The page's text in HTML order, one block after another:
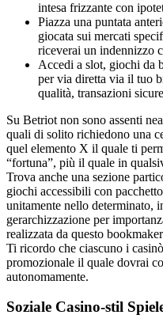
intesa frizzante con
Piazza una puntata
giocata sui mercati
riceverai un indennizzo
Accedi a slot, giochi da
per via diretta via il tuo
qualità, transazioni
Su Betriot non sono assenti
quali di solito richiedono una
quel elemento X il quale ti
“fortuna”, più il quale in
Trova anche una sezione
giochi accessibili con
unitamente nello determinato,
gerarchizzazione per
realizzata da questo
Ti ricordo che ciascuno i
promozionale il quale dovrai
autonomamente.
Soziale Casino-stil